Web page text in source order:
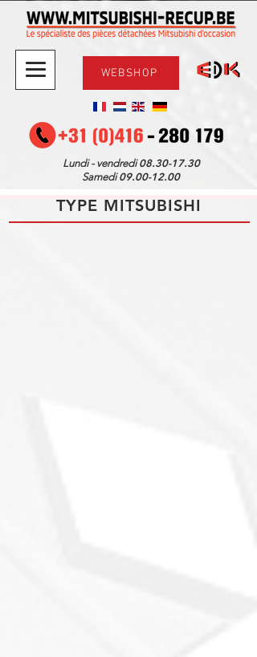
WEBSHOP
Lundi - vendredi08.30-17.30
Samedi09.00-12.00
TYPE MITSUBISHI